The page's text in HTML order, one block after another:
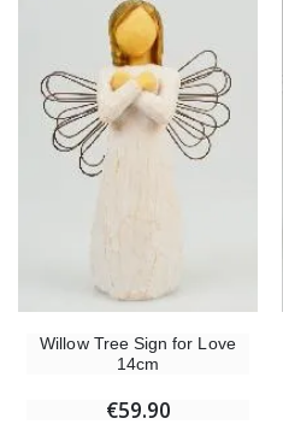
Willow Tree Sign for Love
14cm
€59.90